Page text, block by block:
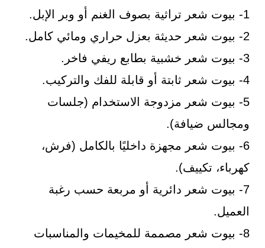
1- بيوت شعر تراثية بصوف الغنم أو وبر الإبل.
2- بيوت شعر حديثة بعزل حراري ومائي كامل.
3- بيوت شعر خشبية بطابع ريفي فاخر.
4- بيوت شعر ثابتة أو قابلة للفك والتركيب.
5- بيوت شعر مزدوجة الاستخدام (جلسات
ومجالس ضيافة).
6- بيوت شعر مجهزة داخليًا بالكامل (فرش،
كهرباء، تكييف).
7- بيوت شعر دائرية أو مربعة حسب رغبة
العميل.
8- بيوت شعر مصممة للمخيمات والمناسبات